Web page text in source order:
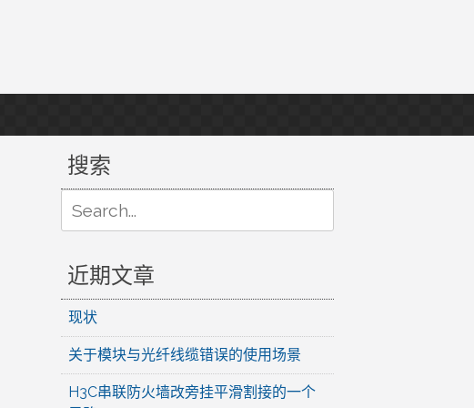
搜索
for:
近期文章
现状
关于模块与光纤线缆错误的使用场景
H3C串联防火墙改旁挂平滑割接的一个